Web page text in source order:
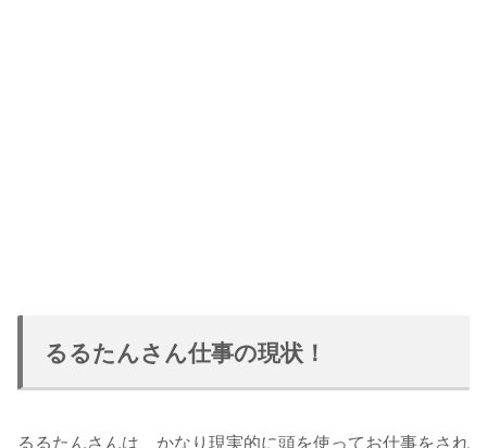
るるたんさん仕事の現状！
るるたんさんは、かなり現実的に頭を使ってお仕事をされ